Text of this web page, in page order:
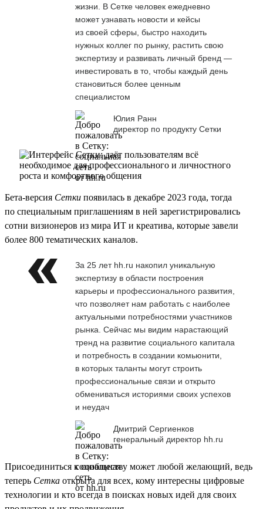
жизни. В Сетке человек ежедневно
может узнавать новости и кейсы
из своей сферы, быстро находить
нужных коллег по рынку, растить свою
экспертизу и развивать личный бренд —
инвестировать в то, чтобы каждый день
становиться более ценным
специалистом
Юлия Ранн
директор по продукту Сетки
Бета-версия Сетки появилась в декабре 2023 года, тогда
по специальным приглашениям в ней зарегистрировались
сотни визионеров из мира ИТ и креатива, которые завели
более 800 тематических каналов.
За 25 лет hh.ru накопил уникальную
экспертизу в области построения
карьеры и профессионального развития,
что позволяет нам работать с наиболее
актуальными потребностями участников
рынка. Сейчас мы видим нарастающий
тренд на развитие социального капитала
и потребность в создании комьюнити,
в которых таланты могут строить
профессиональные связи и открыто
обмениваться историями своих успехов
и неудач
Дмитрий Сергиенков
генеральный директор hh.ru
Присоединиться к сообществу может любой желающий, ведь
теперь Сетка открыта для всех, кому интересны цифровые
технологии и кто всегда в поисках новых идей для своих